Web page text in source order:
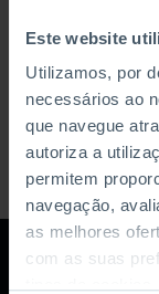
Este website
Utilizamos, por
necessários ao
que navegue
autoriza a
permitem
navegação,
as melhores
com as suas